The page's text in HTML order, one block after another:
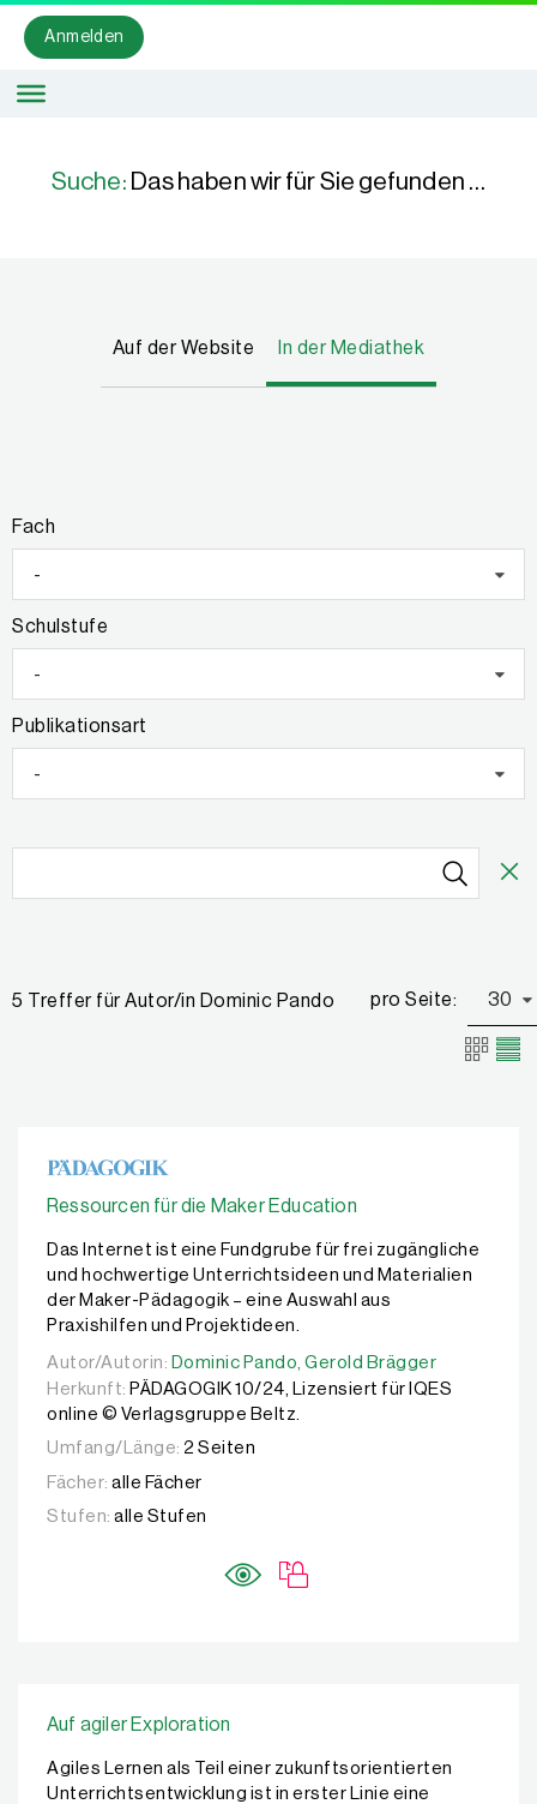
Anmelden
Suche: Das haben wir für Sie gefunden …
Auf der Website In der Mediathek
Fach
-
Schulstufe
-
Publikationsart
-
5 Treffer für Autor/in Dominic Pando pro Seite: 30
Ressourcen für die Maker Education
Das Internet ist eine Fundgrube für frei zugängliche
und hochwertige Unterrichtsideen und Materialien
der Maker-Pädagogik – eine Auswahl aus
Praxishilfen und Projektideen.
Autor/Autorin: Dominic Pando, Gerold Brägger
Autor/Autorin: Dominic Pando, Gerold Brägger
Herkunft: PÄDAGOGIK 10/24, Lizensiert für IQES
online © Verlagsgruppe Beltz.
Umfang/Länge: 2 Seiten
Fächer: alle Fächer
Stufen: alle Stufen
Auf agiler Exploration
Agiles Lernen als Teil einer zukunftsorientierten
Unterrichtsentwicklung ist in erster Linie eine